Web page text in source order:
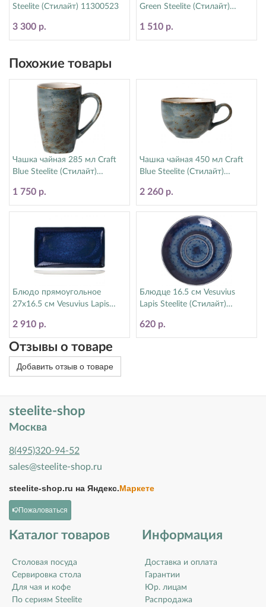
Steelite (Стилайт) 11300523
3 300 р.
Green Steelite (Стилайт)
1 510 р.
Похожие товары
Чашка чайная 285 мл Craft
Blue Steelite (Стилайт)
1 750 р.
Чашка чайная 450 мл Craft
Blue Steelite (Стилайт)
2 260 р.
Блюдо прямоугольное
27х16.5 см Vesuvius Lapis
2 910 р.
Блюдце 16.5 см Vesuvius
Lapis Steelite (Стилайт)
620 р.
Отзывы о товаре
Добавить отзыв о товаре
steelite-shop
Москва
8(495)320-94-52
sales@steelite-shop.ru
steelite-shop.ru на Яндекс.Маркете
Пожаловаться
Каталог товаров
Столовая посуда
Сервировка стола
Для чая и кофе
По сериям Steelite
Информация
Доставка и оплата
Гарантии
Юр. лицам
Распродажа